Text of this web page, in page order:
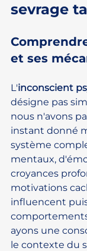
sevrage
et ses
L'inconscient
désigne pas
nous n'avons
instant donné
système
mentaux,
croyances
motivations
influencent
ayons une
le contexte du